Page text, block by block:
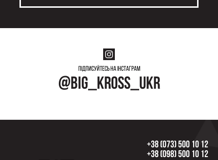
Підписуйтесь на інстаграм
@big_kross_ukr
+38 (073) 500 10 12
+38 (098) 500 10 12